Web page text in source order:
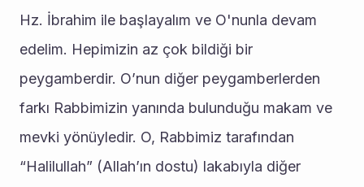
Hz. İbrahim ile başlayalım ve O'nunla devam
edelim. Hepimizin az çok bildiği bir
peygamberdir. O’nun diğer peygamberlerden
farkı Rabbimizin yanında bulunduğu makam ve
mevki yönüyledir. O, Rabbimiz tarafından
“Halilullah” (Allah’ın dostu) lakabıyla diğer